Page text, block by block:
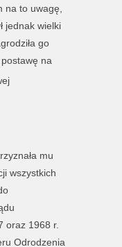
na to uwagę,
jednak wielki
go
na
mu
wszystkich
oraz 1968 r.
Odrodzenia